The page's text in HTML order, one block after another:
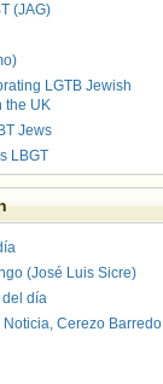
(JAG)
LGTB Jewish
the UK
Jews
LBGT
(José Luis Sicre)
del día
Cerezo Barredo